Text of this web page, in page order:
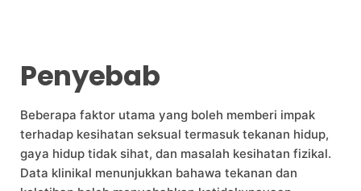
Penyebab
Beberapa faktor utama yang boleh memberi impak
terhadap kesihatan seksual termasuk tekanan hidup,
gaya hidup tidak sihat, dan masalah kesihatan fizikal.
Data klinikal menunjukkan bahawa tekanan dan